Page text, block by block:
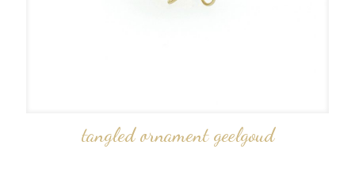
tangled ornament geelgoud